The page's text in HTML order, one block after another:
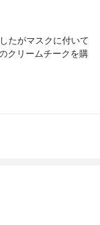
たがマスクに付いて
クリームチークを購